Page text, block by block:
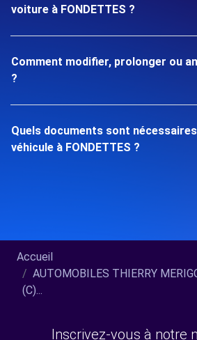
voiture à FONDETTES ?
Comment modifier, prolonger ou
?
Quels documents sont
véhicule à FONDETTES ?
Accueil
AUTOMOBILES THIERRY
(C)...
Inscrivez-vous à notre